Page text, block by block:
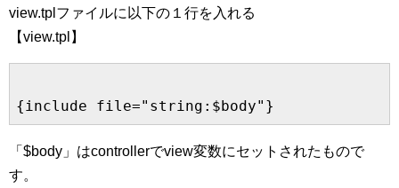
view.tplファイルに以下の１行を入れる
【view.tpl】
「$body」はcontrollerでview変数にセットされたもので
す。